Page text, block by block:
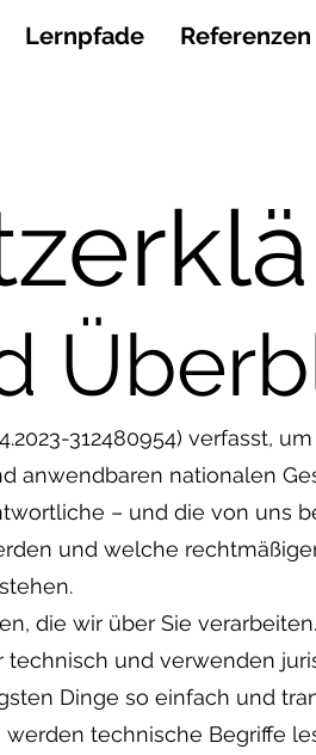
Lernpfade Referenzen
312480954) verfasst,
anwendbaren nationalen
– und die von uns
und welche
die wir über Sie verarbeiten.
und verwenden
Dinge so einfach und
technische Begriffe